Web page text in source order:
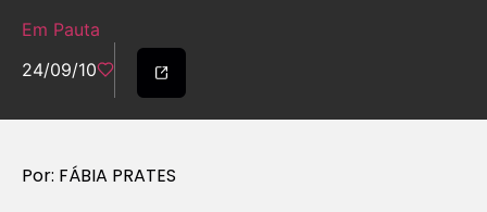
Em Pauta
24/09/10
Por: FÁBIA PRATES